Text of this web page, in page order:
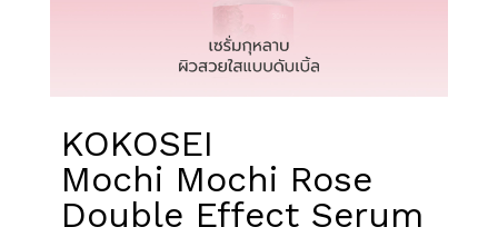
KOKOSEI
Mochi Mochi Rose
Double Effect Serum